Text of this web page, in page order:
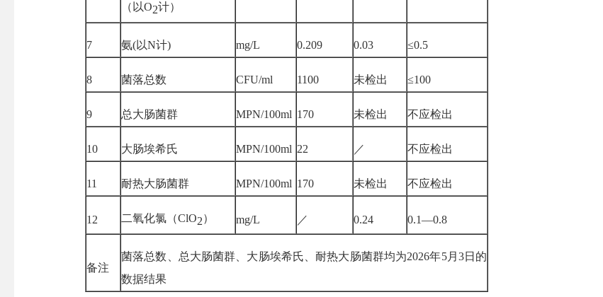
（以O2计）
7 氨(以N计) mg/L 0.209 0.03 ≤0.5
8 菌落总数 CFU/ml 1100 未检出 ≤100
9 总大肠菌群 MPN/100ml 170 未检出 不应检出
10 大肠埃希氏 MPN/100ml 22 ／ 不应检出
11 耐热大肠菌群 MPN/100ml 170 未检出 不应检出
12 二氧化氯（ClO2） mg/L ／ 0.24 0.1—0.8
备注
菌落总数、总大肠菌群、 大肠埃希氏 、耐热大肠菌群均为2026年5月 3日 的
数据结果